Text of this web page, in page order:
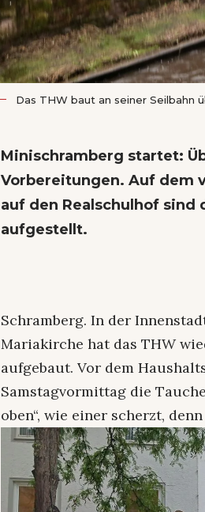
Das THW baut an seiner Seilbahn
Minischramberg startet:
Vorbereitungen. Auf dem
auf den Realschulhof sind
aufgestellt.
Schramberg. In der
Mariakirche hat das THW
aufgebaut. Vor dem
Samstagvormittag die
oben“, wie einer scherzt,